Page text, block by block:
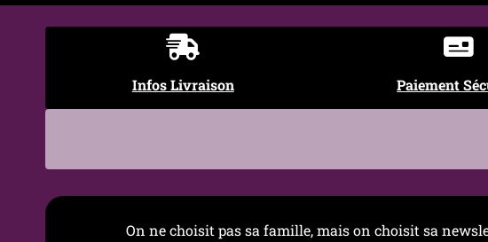
Infos Livraison Paiement
On ne choisit pas sa famille, mais on choisit sa